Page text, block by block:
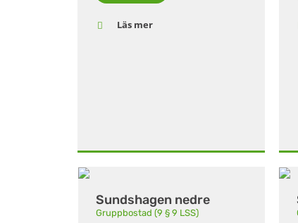
Läs mer
Sundshagen nedre
Gruppbostad (9 § 9 LSS)